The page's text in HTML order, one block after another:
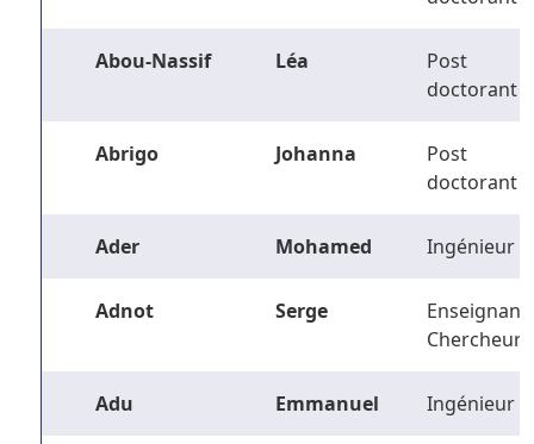
Abou-Nassif Léa
Post
doctorant
Abrigo Johanna
Post
doctorant
Ader Mohamed Ingénieur
Adnot Serge
Enseignant-
Chercheur
Adu Emmanuel Ingénieur